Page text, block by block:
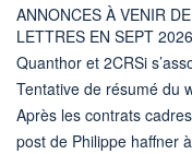
ANNONCES À VENIR
LETTRES EN SEPT 2026
Quanthor et 2CRSi
Tentative de résumé du
Après les contrats
post de Philippe haffner